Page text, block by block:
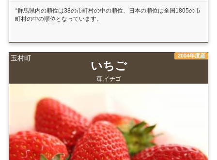
*群馬県内の順位は38の市町村の中の順位、日本の順位は全国1805の市
町村の中の順位となっています。
玉村町 2004年度産
いちご
苺,イチゴ